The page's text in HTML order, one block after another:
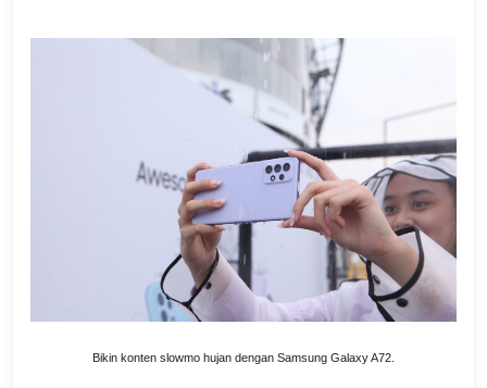
Bikin konten slowmo hujan dengan Samsung Galaxy A72.